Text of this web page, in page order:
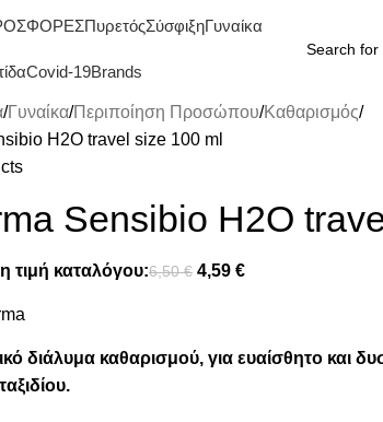
ΠυρετόςΣύσφιξηΓυναίκα
Covid-19Brands
Γυναίκα Περιποίηση Προσώπου Καθαρισμός
H2O travel size 100 ml
Sensibio H2O
τιμή καταλόγου:6,50€ 4,59 €
διάλυμα καθαρισμού, για ευαίσθητο και